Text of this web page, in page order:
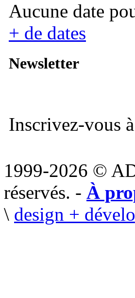
Aucune date
+ de dates
Newsletter
Inscrivez-vous
1999-2026 ©
réservés. - À
\ design +